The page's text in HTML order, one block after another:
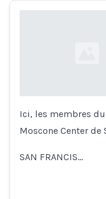
Loading...
Ici, les membres
Moscone Center de
SAN FRANCIS…